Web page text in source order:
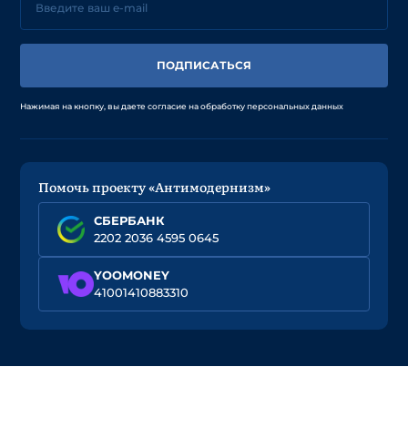
ПОДПИСАТЬСЯ
Нажимая на кнопку, вы даете согласие на обработку персональных данных
Помочь проекту «Антимодернизм»
СБЕРБАНК
2202 2036 4595 0645
YOOMONEY
41001410883310